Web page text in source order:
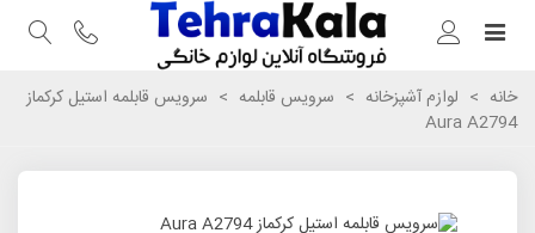
خانه > لوازم آشپزخانه > سرویس قابلمه > سرویس قابلمه استیل کرکماز
Aura A2794